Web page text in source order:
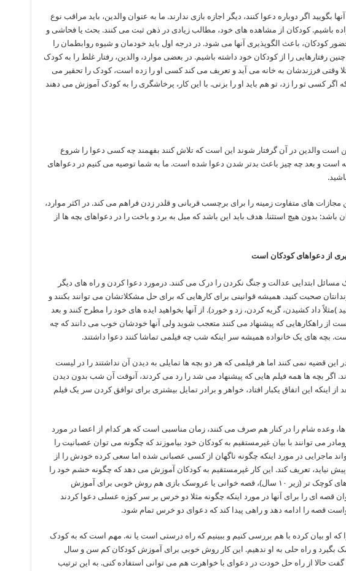
بگویید اگر دوباره دعوا کنند، دیگر اجازه بازی ندارند. ما به عنوان والدین، باید مراقب نوع
باشیم. کودکان از مشاهده های خود، مطالب زیادی در ذهن ثبت می کنند. بحث یا فحاشی و
کودکان، باعث الگوپذیری آنها می شود. در درجه اول باید خودمان و شیوه روابطمان را
چنین رفتارهایی را از کودکان خود داشته باشیم. در بعضی موارد، والدین، رفتار غلط را به کودک
وقتی فرزندشان به خانه می آید و تعریف می کند کسی او را زده است، کودک را تحقیر می
اگر کسی تو را زد، تو هم باید او را بزنی. با این کار، پرخاشگری را به کودک آموزش می دهند
است والدین در آن گرفتار شوند این است که تلاش کنند بفهمند چه کسی دعوا را شروع
است و بعد چه چیز باعث بدتر شدن دعوا شده است. ما به شما توصیه می کنیم در دعواهای
مجازات های متفاوت زمینه را برای برچسب قربانی و قلدر زدن فراهم می کند. در اکثر موارد،
باشد: بدون هیچ استثنا. هدف باید این باشد که میل به برد و باخت را در دعواهای بچه ها از
از دعواهای کودکان است
ابتدایی عدالت و جنگ نکردن را درک می کنند. درمورد دعوا کردن و راه های دیگر
صحبت کنید. همیشه قوانینی برای کارهایی که برای حل مشکلاتشان می توانند بکنند و
)مثلاً داد کشیدن، گریه کردن، زد و خورد). از آنها بخواهید ایده های خود را مطرح کنند و بعد
از راهکارهایی که پیشنهاد می کنند متعجب شوید ولی آنها خودشان خوب می دانند که چه
بچه های یک خانواده همیشه سر اینکه شب چه فیلمی تماشا کنند دعوا داشتند.
این قضیه نمی کنند اما هر فیلمی که هر دو بچه ها تمایلی به دیدن آن نداشتند را در لیست
اگر بچه ها همه فیلم هایی که پیشنهاد می شد را رد می کردند، آنوقت آن شب بدون دیدن
از اینکه این اتفاق یکبار افتاد، خواهر و برادر تمایل بیشتری برای توافق کردن سر یک فیلم
ها، وعده شام را در کنار هم صرف می کنند، زمان مناسبی است که هر کدام از اعضا در مورد
می توانند با بیان غیرمستقیم به کودکان خود بیاموزند که چگونه می توان عصبانیت را
ماجرایی در مورد اینکه چگونه ناگهان از کسی عصبانی شده اما سعی کرده خودش را از
نیاید، تعریف کند. این کار غیرمستقیم به کودکان آموزش می دهد که چگونه خشم خود را
کنترل کنند. در مورد بچه های کوچک تر (زیر ۱۰ سال)، قصه خوانی یا عروسک بازی هم روش خوبی برای آموزش
قصه ای را برای آنها در مورد اینکه چگونه مثلا دو خرس بر سر کوزه عسلی دعوا کردند
قصه را ادامه دهد و راهی پیدا کند که دعوای دو خرس تمام شود.
که او بیان کرده با هم بررسی کنیم و ببینیم که راه درستی است یا نه. مهم است که به کودک
بگیرد و راه حلی به او ندهیم. این کار روش خوبی برای آموزش کودکان کم سن و سال
حالا از راه حل خودت در دعوای با خواهرت هم می توانی استفاده کنی. به این ترتیب